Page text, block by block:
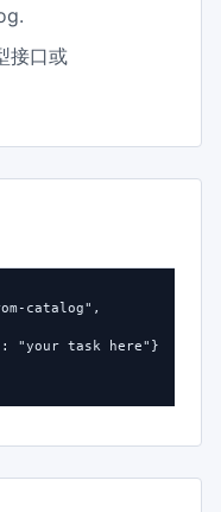
接口或
catalog",
"your task here"}